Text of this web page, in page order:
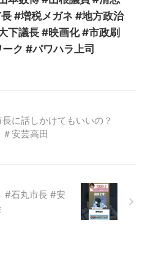
#増税メガネ #地方政治
下議長 #映画化 #市政刷
ク #パワハラ上司
長に話しかけてもいいの？
安芸高田
石丸市長 #安